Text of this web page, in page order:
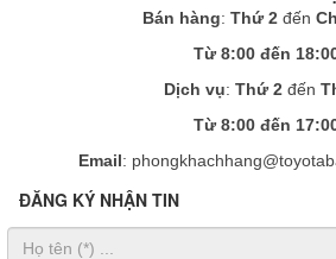
Bán hàng: Thứ 2đến
Từ 8:00 đến
Dịch vụ: Thứ 2 đến
Từ 8:00 đến
Email:
ĐĂNG KÝ NHẬN TIN